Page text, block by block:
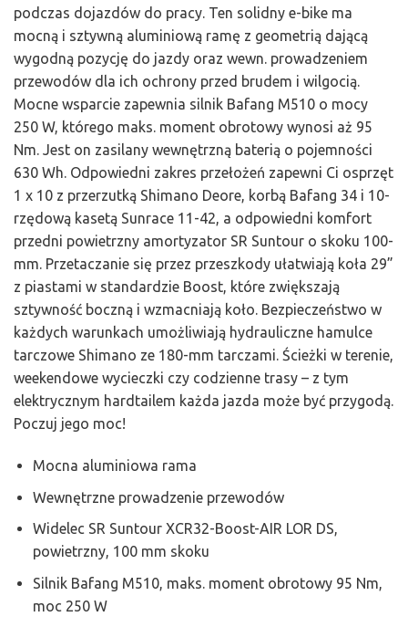
podczas dojazdów do pracy. Ten solidny e-bike ma
mocną i sztywną aluminiową ramę z geometrią dającą
wygodną pozycję do jazdy oraz wewn. prowadzeniem
przewodów dla ich ochrony przed brudem i wilgocią.
Mocne wsparcie zapewnia silnik Bafang M510 o mocy
250 W, którego maks. moment obrotowy wynosi aż 95
Nm. Jest on zasilany wewnętrzną baterią o pojemności
630 Wh. Odpowiedni zakres przełożeń zapewni Ci osprzęt
1 x 10 z przerzutką Shimano Deore, korbą Bafang 34 i 10-
rzędową kasetą Sunrace 11-42, a odpowiedni komfort
przedni powietrzny amortyzator SR Suntour o skoku 100-
mm. Przetaczanie się przez przeszkody ułatwiają koła 29”
z piastami w standardzie Boost, które zwiększają
sztywność boczną i wzmacniają koło. Bezpieczeństwo w
każdych warunkach umożliwiają hydrauliczne hamulce
tarczowe Shimano ze 180-mm tarczami. Ścieżki w terenie,
weekendowe wycieczki czy codzienne trasy – z tym
elektrycznym hardtailem każda jazda może być przygodą.
Poczuj jego moc!
Mocna aluminiowa rama
Wewnętrzne prowadzenie przewodów
Widelec SR Suntour XCR32-Boost-AIR LOR DS,
powietrzny, 100 mm skoku
Silnik Bafang M510, maks. moment obrotowy 95 Nm,
moc 250 W